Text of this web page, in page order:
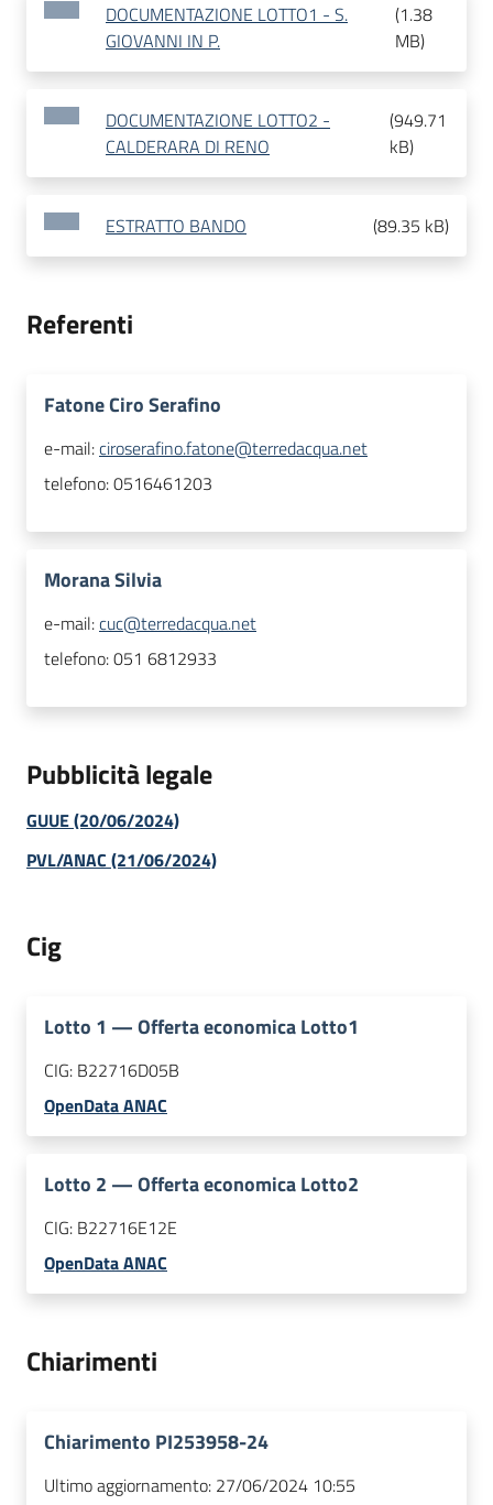
DOCUMENTAZIONE LOTTO1 - S.
GIOVANNI IN P.
(1.38
MB)
DOCUMENTAZIONE LOTTO2 -
CALDERARA DI RENO
(949.71
kB)
ESTRATTO BANDO (89.35 kB)
Referenti
Fatone Ciro Serafino
e-mail:ciroserafino.fatone@terredacqua.net
telefono:0516461203
Morana Silvia
e-mail:cuc@terredacqua.net
telefono:051 6812933
Pubblicità legale
GUUE (20/06/2024)
PVL/ANAC (21/06/2024)
Cig
Lotto 1 —Offerta economica Lotto1
CIG: B22716D05B
OpenData ANAC
Lotto 2 —Offerta economica Lotto2
CIG: B22716E12E
OpenData ANAC
Chiarimenti
Chiarimento PI253958-24
Ultimo aggiornamento: 27/06/2024 10:55